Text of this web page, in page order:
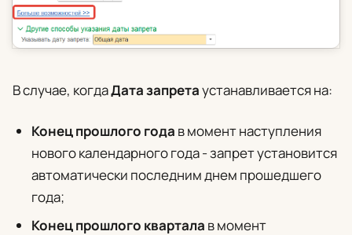
В случае, когдаДата запретаустанавливается на:
Конец прошлого года в момент наступления
нового календарного года - запрет установится
автоматически последним днем прошедшего
года;
Конец прошлого квартала в момент